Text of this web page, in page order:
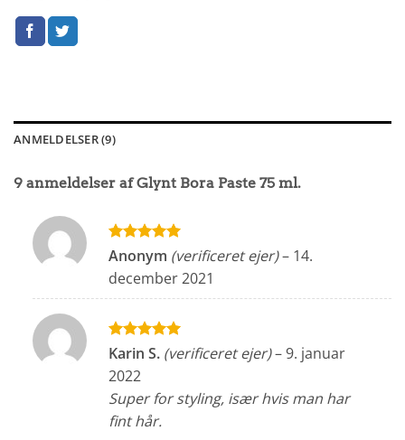
ANMELDELSER (9)
9 anmeldelser afGlynt Bora Paste 75 ml.
Vurderet5
ud af 5
Anonym (verificeret ejer)– 14.
december 2021
Vurderet 5
Karin S. (verificeret ejer)–9. januar
2022
Super for styling, især hvis man har
fint hår.